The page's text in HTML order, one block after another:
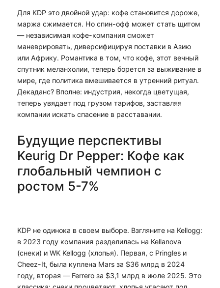
Для KDP это двойной удар: кофе становится дороже,
маржа сжимается. Но спин-офф может стать щитом
— независимая кофе-компания сможет
маневрировать, диверсифицируя поставки в Азию
или Африку. Романтика в том, что кофе, этот вечный
спутник меланхолии, теперь борется за выживание в
мире, где политика вмешивается в утренний ритуал.
Декаданс? Вполне: индустрия, некогда цветущая,
теперь увядает под грузом тарифов, заставляя
компании искать спасение в расставании.
Будущие перспективы
Keurig Dr Pepper: Кофе как
глобальный чемпион с
ростом 5-7%
KDP не одинока в своем выборе. Взгляните на Kellogg:
в 2023 году компания разделилась на Kellanova
(снеки) и WK Kellogg (хлопья). Первая, с Pringles и
Cheez-It, была куплена Mars за $36 млрд в 2024
году, вторая — Ferrero за $3,1 млрд в июле 2025. Это